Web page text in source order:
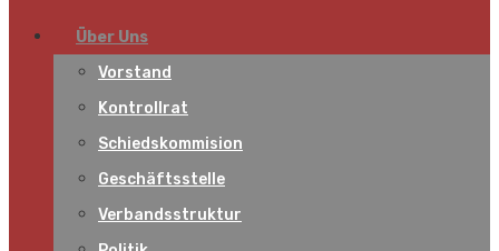
Über Uns
Vorstand
Kontrollrat
Schiedskommision
Geschäftsstelle
Verbandsstruktur